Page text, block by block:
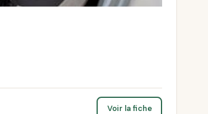
Voir la fiche